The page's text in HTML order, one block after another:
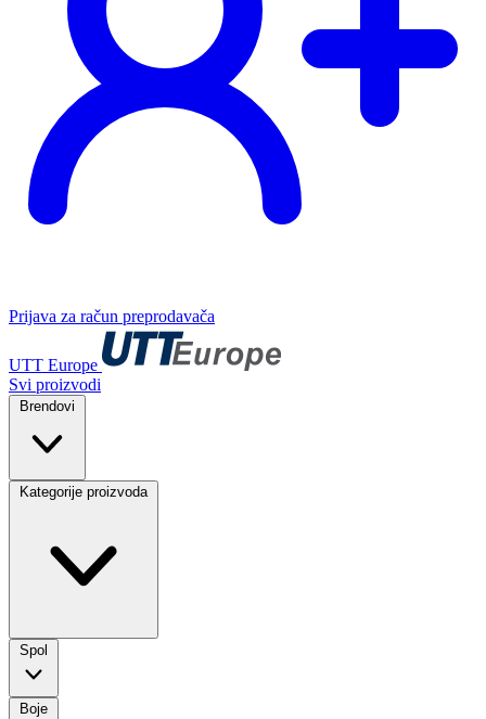
Prijava za račun preprodavača
UTT Europe
Svi proizvodi
Brendovi
Kategorije proizvoda
Spol
Boje